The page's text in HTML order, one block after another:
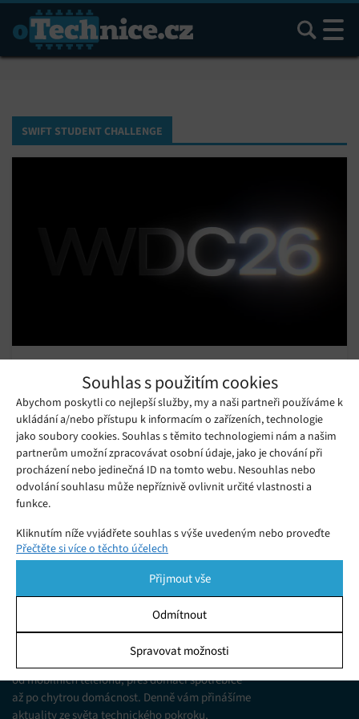
Souhlas s použitím cookies
Abychom poskytli co nejlepší služby, my a naši partneři používáme k
ukládání a/nebo přístupu k informacím o zařízeních, technologie
jako soubory cookies. Souhlas s těmito technologiemi nám a našim
partnerům umožní zpracovávat osobní údaje, jako je chování při
procházení nebo jedinečná ID na tomto webu. Nesouhlas nebo
odvolání souhlasu může nepříznivě ovlivnit určité vlastnosti a
funkce.
Kliknutím níže vyjádřete souhlas s výše uvedeným nebo proveďte
podrobnější rozhodnutí. Vaše volby budou použity pouze na tomto
pomocí přepínačů v Zásadách cookies nebo kliknutím na tlačítko
Spravovat souhlas ve spodní části obrazovky.
Ukládání a/nebo přístup k informacím v zařízení, Porozumění
publiku prostřednictvím statistik nebo kombinací údajů z
různých zdrojů.
Přečtěte si více o těchto účelech
Přijmout vše
Odmítnout
Spravovat možnosti
Hledat
SWIFT STUDENT CHALLENGE
Conference: Buďte u toho
Pátek 10. 04. 2026 Ivana
Chystá Apple největší show historie? Worldwide Developers
Conference 2026 klepe na dveře a my známe detaily, které vám
vyrazí dech.
Jsme web zajímající se o technologické novinky
od mobilních telefonů, přes domácí spotřebiče
až po chytrou domácnost. Denně vám přinášíme
aktuality ze světa technického pokroku,